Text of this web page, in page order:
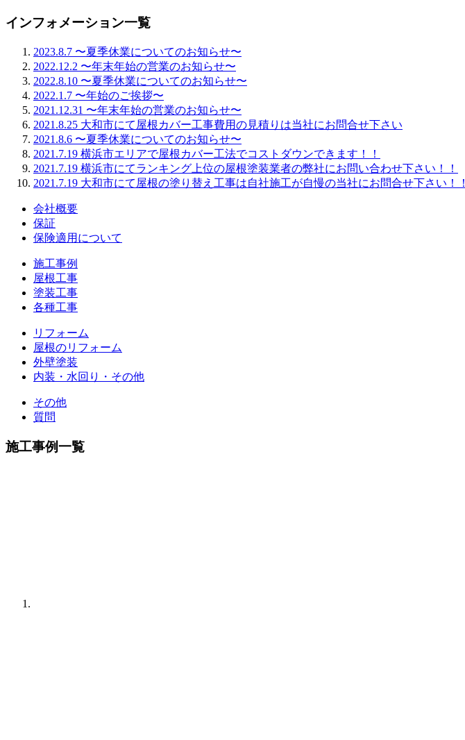
インフォメーション一覧
2023.8.7 〜夏季休業についてのお知らせ〜
2022.12.2 〜年末年始の営業のお知らせ〜
2022.8.10 〜夏季休業についてのお知らせ〜
2022.1.7 〜年始のご挨拶〜
2021.12.31 〜年末年始の営業のお知らせ〜
2021.8.25 大和市にて屋根カバー工事費用の見積りは当社にお問合せ下さい
2021.8.6 〜夏季休業についてのお知らせ〜
2021.7.19 横浜市エリアで屋根カバー工法でコストダウンできます！！
2021.7.19 横浜市にてランキング上位の屋根塗装業者の弊社にお問い合わせ下さい！！
2021.7.19 大和市にて屋根の塗り替え工事は自社施工が自慢の当社にお問合せ下さい！！
会社概要
保証
保険適用について
施工事例
屋根工事
塗装工事
各種工事
リフォーム
屋根のリフォーム
外壁塗装
内装・水回り・その他
その他
質問
施工事例一覧